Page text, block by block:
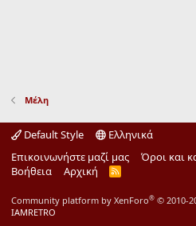
Μέλη
Default Style
Ελληνικά
Επικοινωνήστε μαζί μας
Όροι και
Βοήθεια
Αρχική
R
Community platform by XenForo® © 2010-
IAMRETRO